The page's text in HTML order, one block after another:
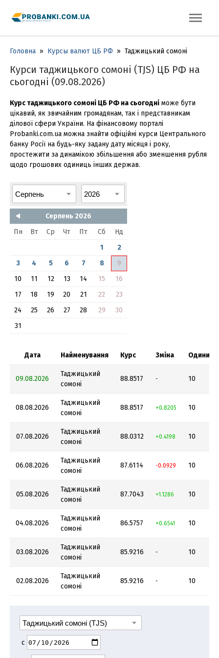
Головна » Курсы валют ЦБ РФ » Таджицький сомоні
Курси таджицького сомоні (TJS) ЦБ РФ на
сьогодні (09.08.2026)
Курс таджицького сомоні ЦБ РФ на сьогодні може бути
цікавий, як звичайним громадянам, так і представникам
ділової сфери України. На фінансовому порталі
Probanki.com.ua можна знайти офіційні курси Центрального
банку Росії на будь-яку задану дату місяця і року,
простежити за динамікою збільшення або зменшення рубля
щодо грошових одиниць інших держав.
Серпень 2026
Пн
Вт Ср Чт Пт Сб
Нд
1
2
3
4 5 6 7 8
9
10
11 12 13 14 15
16
17
18 19 20 21 22
23
24
25 26 27 28 29
30
31
Дата Найменування Курс Зміна Одиниця
09.08.2026
Таджицький
сомоні
88.8517 - 10
08.08.2026
Таджицький
сомоні
88.8517 +0.8205 10
07.08.2026
Таджицький
сомоні
88.0312 +0.4198 10
06.08.2026
Таджицький
сомоні
87.6114 -0.0929 10
05.08.2026
Таджицький
сомоні
87.7043 +1.1286 10
04.08.2026
Таджицький
сомоні
86.5757 +0.6541 10
03.08.2026
Таджицький
сомоні
85.9216 - 10
02.08.2026
Таджицький
сомоні
85.9216 - 10
с